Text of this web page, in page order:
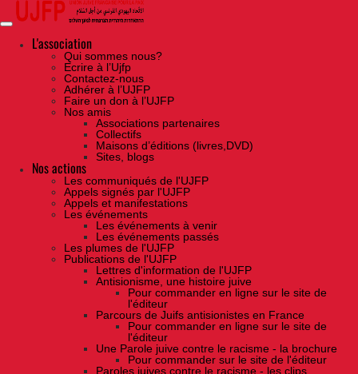
Skip
the
contentL'association
Qui sommes nous?
Ecrire à l’Ujfp
Contactez-nous
Adhérer à l’UJFP
Faire un don à l’UJFP
Nos amis
Associations partenaires
Collectifs
Maisons d’éditions (livres,DVD)
Sites, blogs
Nos actions
Les communiqués de l'UJFP
Appels signés par l'UJFP
Appels et manifestations
Les événements
Les événements à venir
Les événements passés
Les plumes de l'UJFP
Publications de l'UJFP
Lettres d'information de l'UJFP
Antisionisme, une histoire juive
Pour commander en ligne sur le site de
l'éditeur
Parcours de Juifs antisionistes en France
Pour commander en ligne sur le site de
l'éditeur
Une Parole juive contre le racisme - la brochure
Pour commander sur le site de l'éditeur
Paroles juives contre le racisme - les clips